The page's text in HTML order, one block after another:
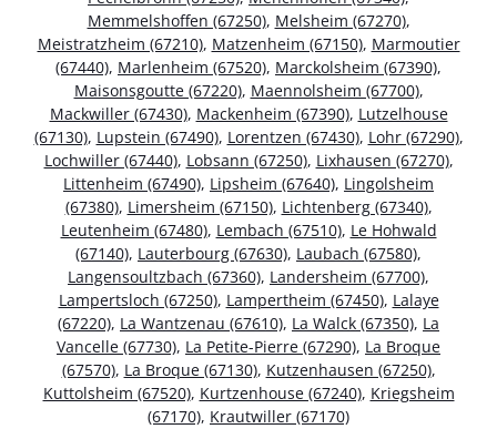
Memmelshoffen (67250), Melsheim (67270),
Meistratzheim (67210), Matzenheim (67150), Marmoutier
(67440), Marlenheim (67520), Marckolsheim (67390),
Maisonsgoutte (67220), Maennolsheim (67700),
Mackwiller (67430), Mackenheim (67390), Lutzelhouse
(67130), Lupstein (67490), Lorentzen (67430), Lohr (67290),
Lochwiller (67440), Lobsann (67250), Lixhausen (67270),
Littenheim (67490), Lipsheim (67640), Lingolsheim
(67380), Limersheim (67150), Lichtenberg (67340),
Leutenheim (67480), Lembach (67510), Le Hohwald
(67140), Lauterbourg (67630), Laubach (67580),
Langensoultzbach (67360), Landersheim (67700),
Lampertsloch (67250), Lampertheim (67450), Lalaye
(67220), La Wantzenau (67610), La Walck (67350), La
Vancelle (67730), La Petite-Pierre (67290), La Broque
(67570), La Broque (67130), Kutzenhausen (67250),
Kuttolsheim (67520), Kurtzenhouse (67240), Kriegsheim
(67170), Krautwiller (67170)